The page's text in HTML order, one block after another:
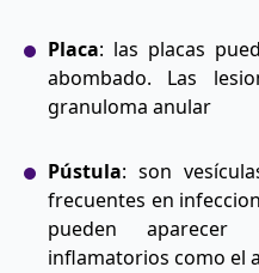
Placa: las placas
abombado. Las
granuloma anular
Pústula: son
frecuentes en
pueden aparecer
inflamatorios como el